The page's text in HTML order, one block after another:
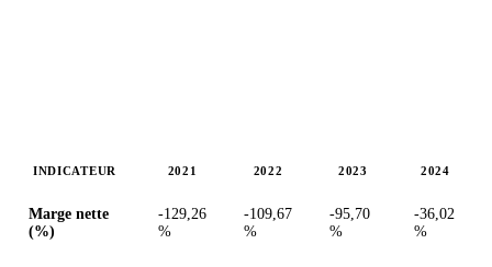
INDICATEUR 2021 2022 2023 2024
Marge nette
(%)
-129,26
%
-109,67
%
-95,70
%
-36,02
%